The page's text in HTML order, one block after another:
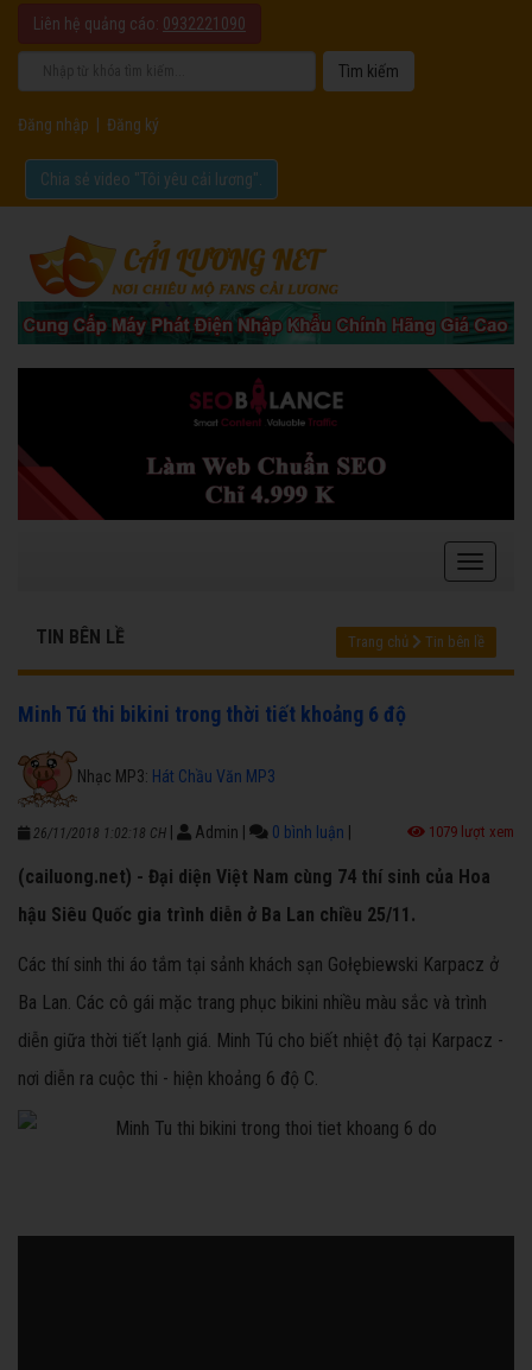
Liên hệ quảng cáo: 0932221090
Đăng nhập Đăng ký
Chia sẻ video "Tôi yêu cải lương".
TIN BÊN LỀ Trang chủ Tin bên lề
Minh Tú thi bikini trong thời tiết khoảng 6 độ
Nhạc MP3: Hát Chầu Văn MP3
26/11/2018 1:02:18 CH Admin 0 bình luận 1079 lượt xem
(cailuong.net) - Đại diện Việt Nam cùng 74 thí sinh của Hoa
hậu Siêu Quốc gia trình diễn ở Ba Lan chiều 25/11.
Các thí sinh thi áo tắm tại sảnh khách sạn Gołębiewski Karpacz ở
Ba Lan. Các cô gái mặc trang phục bikini nhiều màu sắc và trình
diễn giữa thời tiết lạnh giá. Minh Tú cho biết nhiệt độ tại Karpacz -
nơi diễn ra cuộc thi - hiện khoảng 6 độ C.